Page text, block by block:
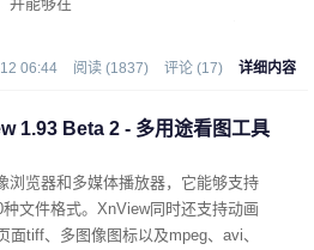
06:44 阅读 (1837) 评论 (17) 详细内容
1.93 Beta 2 - 多用途看图工具
浏览器和多媒体播放器，它能够支持
种文件格式。XnView同时还支持动画
面tiff、多图像图标以及mpeg、avi、